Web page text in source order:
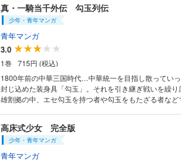
真・一騎当千外伝 勾玉列伝
少年・青年マンガ
青年マンガ
3.0
1巻
715円 (税込)
1800年前の中華三国時代…中華統一を目指し散ってい
封じ込めた装身具「勾玉」。それを引き継ぎ戦いを繰
雄割拠の中、エセ勾玉を持つ者や勾玉をもたざる者な
高床式少女 完全版
少年・青年マンガ
青年マンガ